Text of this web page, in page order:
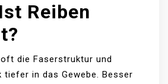
Reiben
die Faserstruktur und
tiefer in das Gewebe. Besser